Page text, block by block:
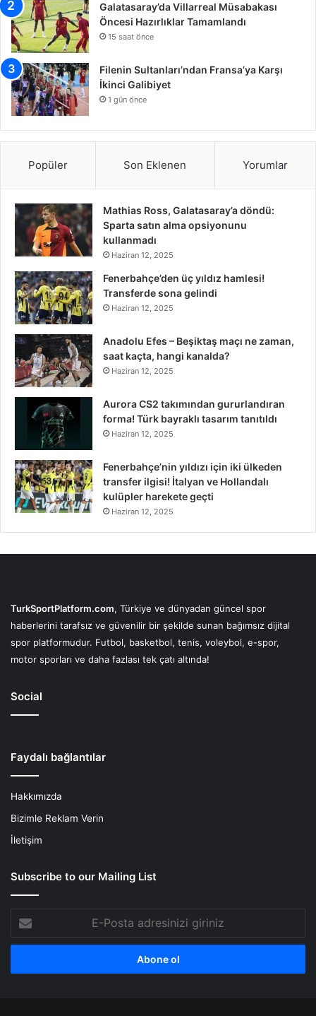
Galatasaray’da Villarreal Müsabakası
Öncesi Hazırlıklar Tamamlandı
15 saat önce
Filenin Sultanları’ndan Fransa’ya Karşı
İkinci Galibiyet
1 gün önce
Popüler Son Eklenen Yorumlar
Mathias Ross, Galatasaray’a döndü:
Sparta satın alma opsiyonunu
kullanmadı
Haziran 12, 2025
Fenerbahçe’den üç yıldız hamlesi!
Transferde sona gelindi
Haziran 12, 2025
Anadolu Efes – Beşiktaş maçı ne zaman,
saat kaçta, hangi kanalda?
Haziran 12, 2025
Aurora CS2 takımından gururlandıran
forma! Türk bayraklı tasarım tanıtıldı
Haziran 12, 2025
Fenerbahçe’nin yıldızı için iki ülkeden
transfer ilgisi! İtalyan ve Hollandalı
kulüpler harekete geçti
Haziran 12, 2025
TurkSportPlatform.com, Türkiye ve dünyadan güncel spor
haberlerini tarafsız ve güvenilir bir şekilde sunan bağımsız dijital
spor platformudur. Futbol, basketbol, tenis, voleybol, e-spor,
motor sporları ve daha fazlası tek çatı altında!
Social
Faydalı bağlantılar
Hakkımızda
Bizimle Reklam Verin
İletişim
Subscribe to our Mailing List
Posta
adresinizi